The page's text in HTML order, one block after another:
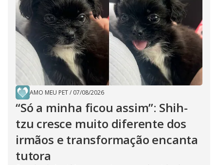
AMO MEU PET/ 07/08/2026
“Só a minha ficou assim”: Shih-
tzu cresce muito diferente dos
irmãos e transformação encanta
tutora